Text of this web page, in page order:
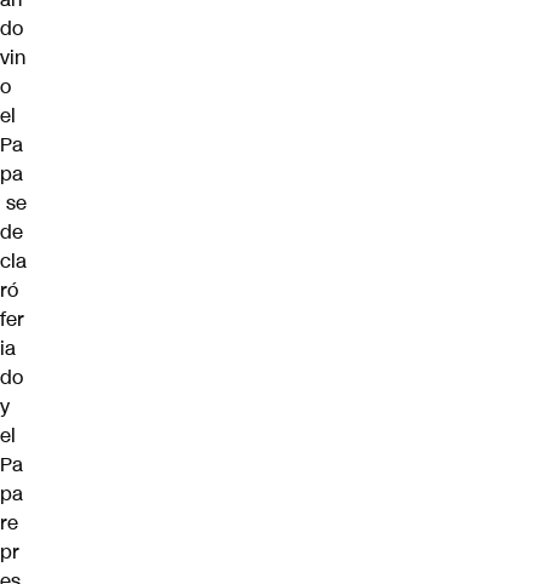
do
vin
o
el
Pa
pa
se
de
cla
ró
fer
ia
do
y
el
Pa
pa
re
pr